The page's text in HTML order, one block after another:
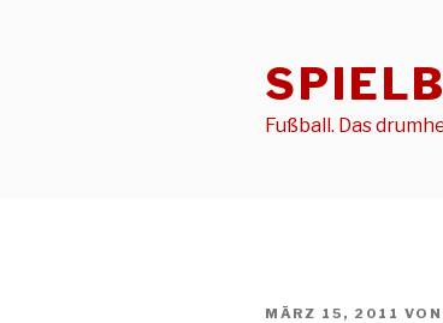
Fußball. Das
VERÖFFENTLICHT
MÄRZ 15, 2011 VON